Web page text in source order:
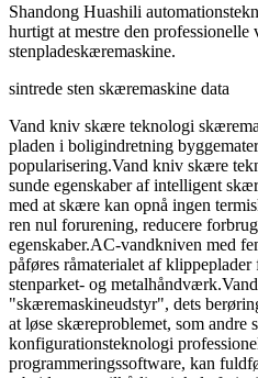
Shandong Huashili
hurtigt at mestre den professionelle
stenpladeskæremaskine.
sintrede sten skæremaskine data
Vand kniv skære teknologi
pladen i boligindretning
popularisering.Vand kniv skære
sunde egenskaber af intelligent
med at skære kan opnå ingen
ren nul forurening, reducere
egenskaber.AC-vandkniven med
påføres råmaterialet af
stenparket- og
"skæremaskineudstyr", dets
at løse skæreproblemet, som andre
konfigurationsteknologi
programmeringssoftware, kan